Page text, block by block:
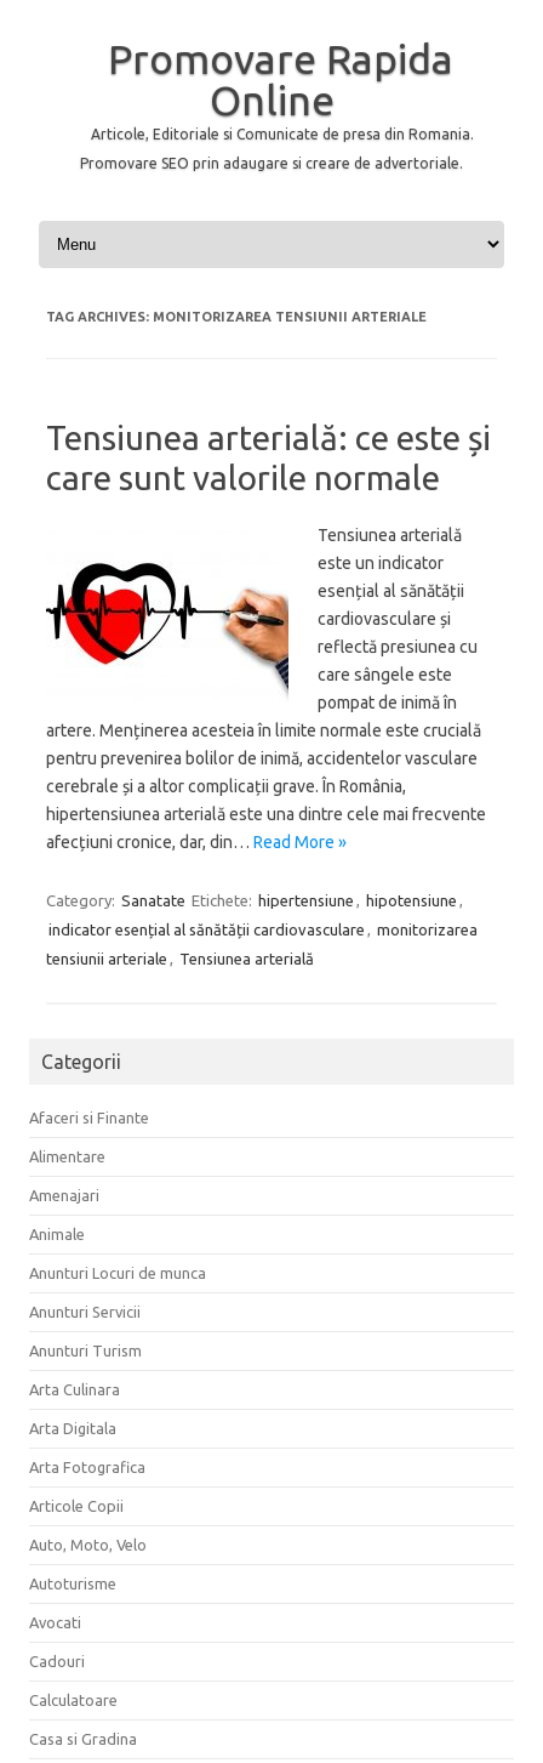
Promovare Rapida
Online
Articole, Editoriale si Comunicate de presa din Romania.
Promovare SEO prin adaugare si creare de advertoriale.
Skip to content
TAG ARCHIVES: MONITORIZAREA TENSIUNII ARTERIALE
Tensiunea arterială: ce este și
care sunt valorile normale
Tensiunea arterială
este un indicator
esențial al sănătății
cardiovasculare și
reflectă presiunea cu
care sângele este
pompat de inimă în
artere. Menținerea acesteia în limite normale este crucială
pentru prevenirea bolilor de inimă, accidentelor vasculare
cerebrale și a altor complicații grave. În România,
hipertensiunea arterială este una dintre cele mai frecvente
afecțiuni cronice, dar, din… Read More »
Category: Sanatate Etichete: hipertensiune , hipotensiune ,
indicator esențial al sănătății cardiovasculare , monitorizarea
tensiunii arteriale , Tensiunea arterială
Categorii
Afaceri si Finante
Alimentare
Amenajari
Animale
Anunturi Locuri de munca
Anunturi Servicii
Anunturi Turism
Arta Culinara
Arta Digitala
Arta Fotografica
Articole Copii
Auto, Moto, Velo
Autoturisme
Avocati
Cadouri
Calculatoare
Casa si Gradina